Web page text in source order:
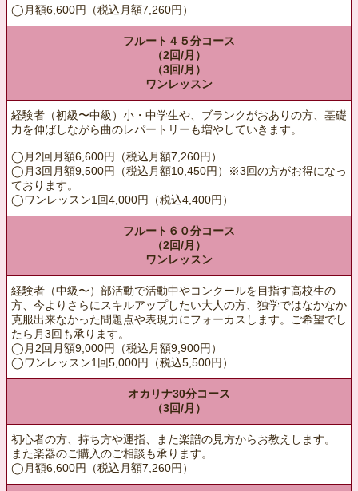
◯月額6,600円（税込月額7,260円）
フルート４５分コース
（2回/月）
（3回/月）
ワンレッスン
経験者（初級〜中級）小・中学生や、ブランクがおありの方、基礎
力を伸ばしながら曲のレパートリーも増やしていきます。
◯月2回月額6,600円（税込月額7,260円）
◯月3回月額9,500円（税込月額10,450円）※3回の方がお得になっ
ております。
◯ワンレッスン1回4,000円（税込4,400円）
フルート６０分コース
（2回/月）
ワンレッスン
経験者（中級〜）部活動で活動中やコンクールを目指す高校生の
方、今よりさらにスキルアップしたい大人の方、独学ではなかなか
克服出来なかった問題点や表現力にフォーカスします。ご希望でし
たら月3回も承ります。
◯月2回月額9,000円（税込月額9,900円）
◯ワンレッスン1回5,000円（税込5,500円）
オカリナ30分コース
（3回/月）
初心者の方、持ち方や運指、また楽譜の見方からお教えします。
また楽器のご購入のご相談も承ります。
◯月額6,600円（税込月額7,260円）